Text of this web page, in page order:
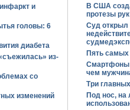
и
головы: 6
диабета
из-
со
изменений
В США
протезы
Суд открыл
Пять самых
Смартфоны
чем
Три
Под нос, на